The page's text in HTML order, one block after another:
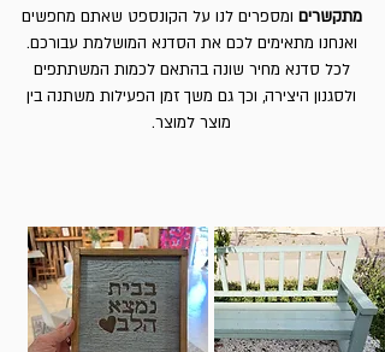
מתקשרים ומספרים לנו על הקונספט שאתם מחפשים
ואנחנו מתאימים לכם את הסדנא המושלמת עבורכם.
לכל סדנא מחיר שונה בהתאם לכמות המשתתפים
ולסגנון היצירה, וכך גם משך זמן הפעילות משתנה בין
מוצר למוצר.